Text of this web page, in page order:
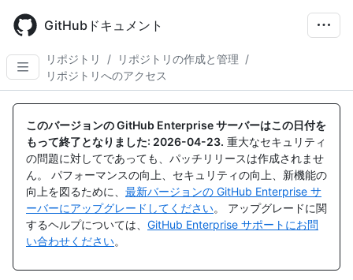
main
content
GitHubドキュメント
リポジトリ / リポジトリの作成と管理 /
リポジトリへのアクセス
このバージョンの GitHub Enterprise サーバーはこの日付を
もって終了となりました: 2026-04-23. 重大なセキュリティ
の問題に対してであっても、パッチリリースは作成されませ
ん。 パフォーマンスの向上、セキュリティの向上、新機能の
向上を図るために、 最新バージョンの GitHub Enterprise サ
ーバーにアップグレードしてください。 アップグレードに関
するヘルプについては、 GitHub Enterprise サポートにお問
い合わせください。